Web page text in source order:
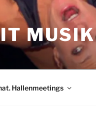
MUSIK
Hallenmeetings